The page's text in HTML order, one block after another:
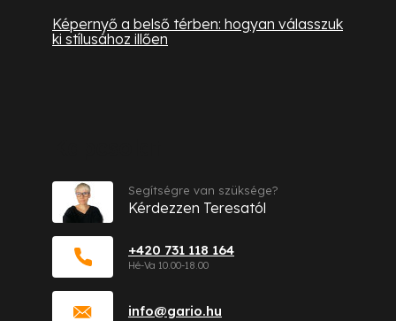
Képernyő a belső térben: hogyan válasszuk
ki stílusához illően
info@gario.hu
+420 731 118 164
Segítségre van szüksége?
Kérdezzen Teresatól